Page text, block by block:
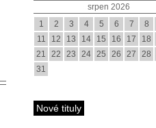
srpen 2026
1
2 3 4 5 6 7 8
11
12 13 14 15 16 17 18
21
22 23 24 25 26 27 28
31
Nové tituly